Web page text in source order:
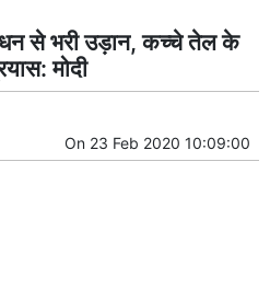
से भरी उड़ान, कच्चे तेल के
मोदी
On 23 Feb 2020 10:09:00